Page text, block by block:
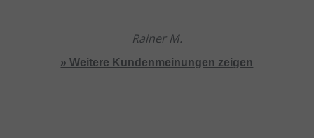
Rainer M.
» Weitere Kundenmeinungen zeigen